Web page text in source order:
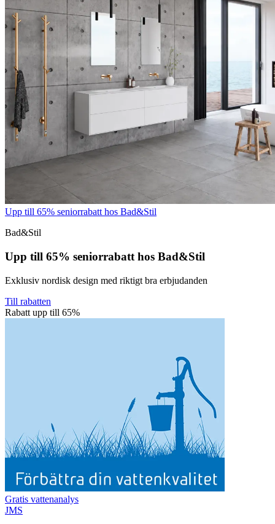
Upp till 65% seniorrabatt hos Bad&Stil
Bad&Stil
Upp till 65% seniorrabatt hos Bad&Stil
Exklusiv nordisk design med riktigt bra erbjudanden
Till rabatten
Rabatt upp till 65%
Gratis vattenanalys
JMS